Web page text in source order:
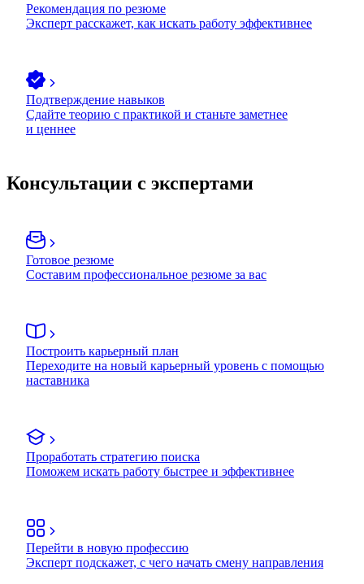
Рекомендация по резюме
Эксперт расскажет, как искать работу эффективнее
Подтверждение навыков
Сдайте теорию с практикой и станьте заметнее
и ценнее
Консультации с экспертами
Готовое резюме
Составим профессиональное резюме за вас
Построить карьерный план
Переходите на новый карьерный уровень с помощью
наставника
Проработать стратегию поиска
Поможем искать работу быстрее и эффективнее
Перейти в новую профессию
Эксперт подскажет, с чего начать смену направления